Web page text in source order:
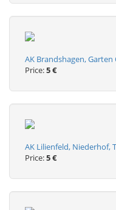
AK Brandshagen,
Price:5 €
AK Lilienfeld, Niederhof,
Price:5 €